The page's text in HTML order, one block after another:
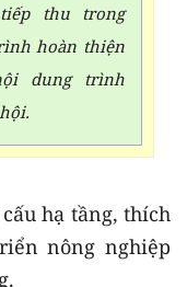
thu trong
hoàn thiện
dung trình
hạ tầng, thích
nông nghiệp